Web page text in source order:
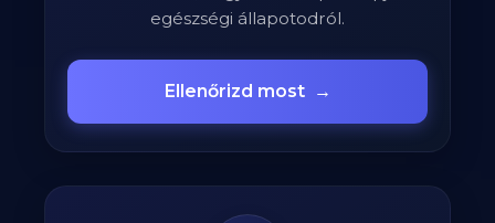
egészségi állapotodról.
Ellenőrizd most →